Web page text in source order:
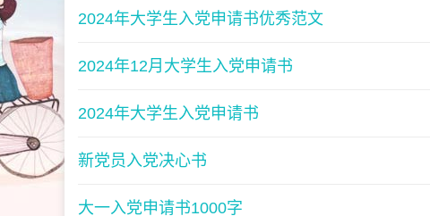
2024年大学生入党申请书优秀范文
2024年12月大学生入党申请书
2024年大学生入党申请书
新党员入党决心书
大一入党申请书1000字